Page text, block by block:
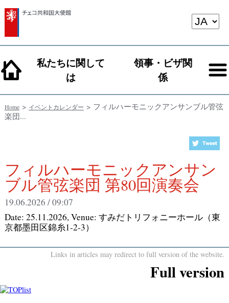
私たちに関して
は
領事・ビザ関
係
Home> イベントカレンダー > フィルハーモニックアンサンブル管弦
楽団...
フィルハーモニックアンサン
ブル管弦楽団 第80回演奏会
19.06.2026 / 09:07
Date: 25.11.2026, Venue: すみだトリフォニーホール（東
京都墨田区錦糸1-2-3）
Links in articles may redirect to full version of the website.
Full version